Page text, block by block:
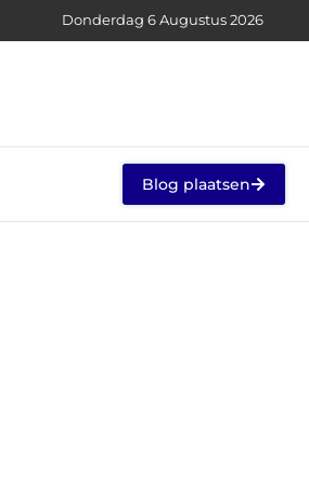
Donderdag 6 Augustus 2026
Blog plaatsen